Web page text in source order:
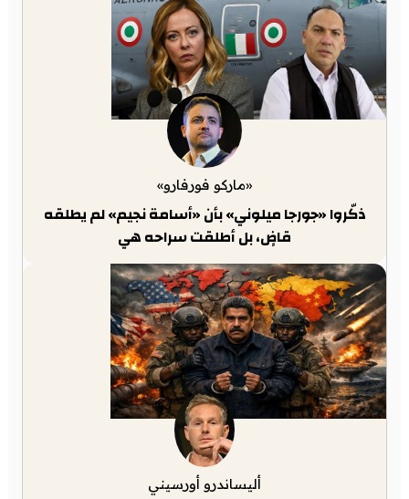
«ماركو فورفارو»
ذكّروا «جورجا ميلوني» بأن «أسامة نجيم» لم يطلقه
قاضٍ، بل أطلقت سراحه هي
أليساندرو أورسيني